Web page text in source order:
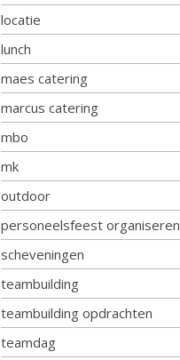
locatie
lunch
maes catering
marcus catering
mbo
mk
outdoor
personeelsfeest organiseren
scheveningen
teambuilding
teambuilding opdrachten
teamdag